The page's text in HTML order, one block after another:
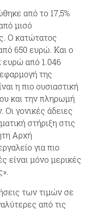
από το 17,5%
μισό
Ο κατώτατος
650 ευρώ. Και ο
ευρώ από 1.046
της
η πιο ουσιαστική
και την πληρωμή
γονικές άδειες
στήριξη στις
Αρχή
για πιο
είναι μόνο μερικές
των τιμών σε
από τις